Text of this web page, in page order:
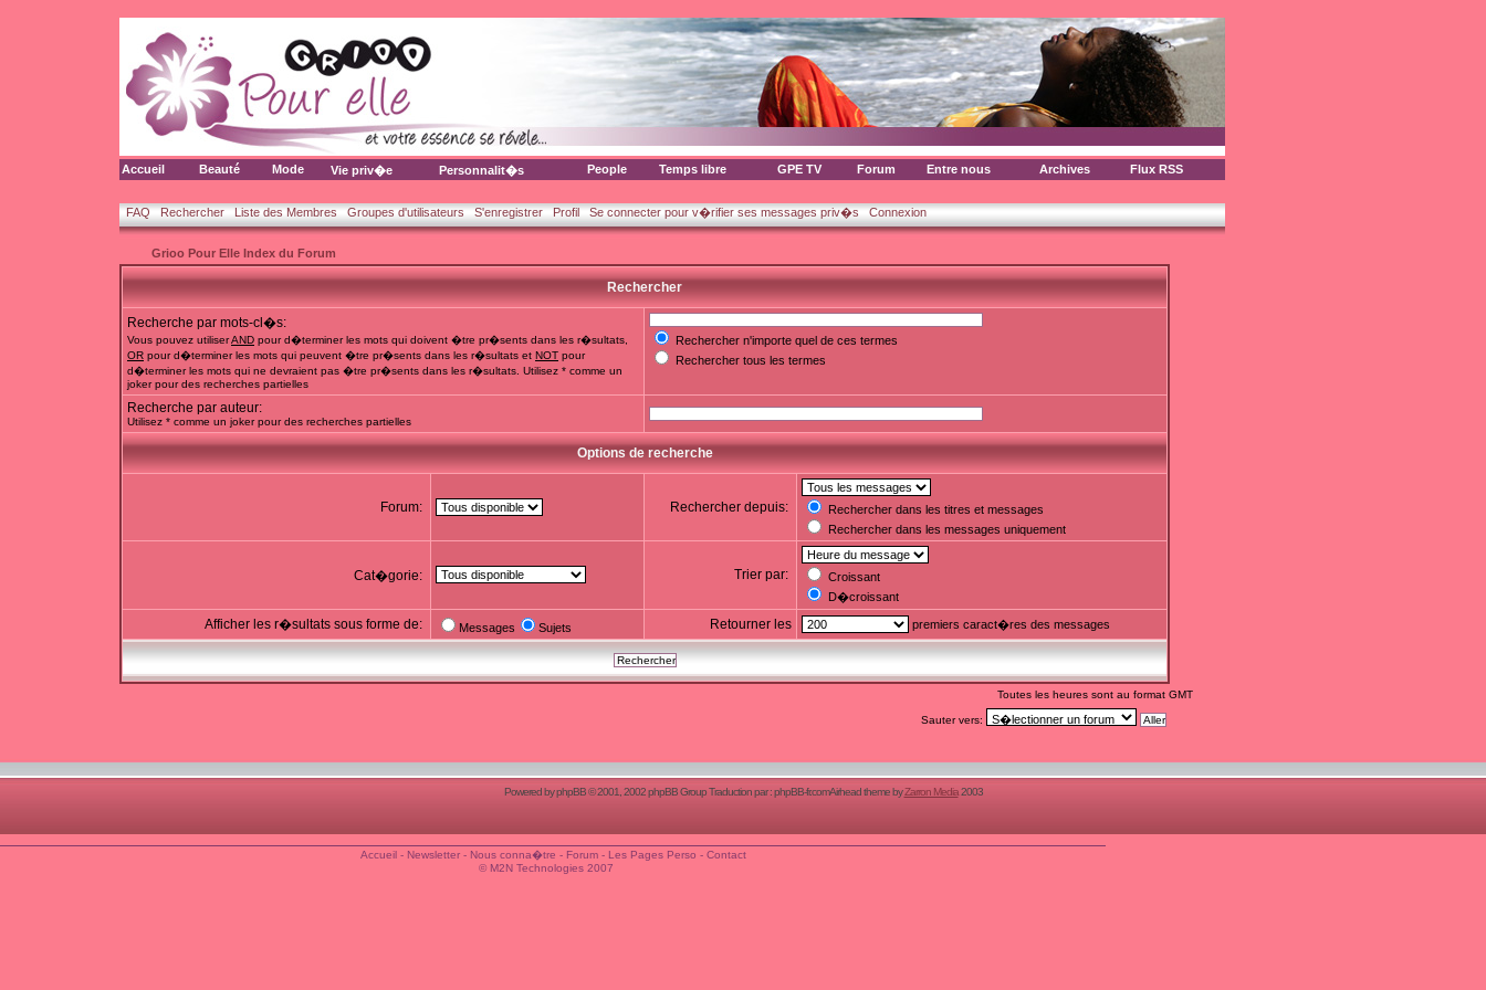
Accueil Beauté Mode Vie priv�e Personnalit�s People Temps libre GPE TV Forum Entre nous Archives Flux RSS
FAQ Rechercher Liste des Membres Groupes d'utilisateurs S'enregistrer Profil Se connecter pour v�rifier ses messages priv�s Connexion
Grioo Pour Elle Index du Forum
Rechercher
Recherche par mots-cl�s:
Vous pouvez utiliserAND pour d�terminer les mots qui doivent �tre pr�sents dans les r�sultats,
OR pour d�terminer les mots qui peuvent �tre pr�sents dans les r�sultats et NOT pour
d�terminer les mots qui ne devraient pas �tre pr�sents dans les r�sultats. Utilisez * comme un
joker pour des recherches partielles
Rechercher n'importe quel de ces termes
Rechercher tous les termes
Recherche par auteur:
Utilisez * comme un joker pour des recherches partielles
Options de recherche
Forum: Rechercher depuis:
Rechercher dans les titres et messages
Rechercher dans les messages uniquement
Cat�gorie: Trier par:
Croissant
D�croissant
Afficher les r�sultats sous forme de: Messages Sujets Retourner les premiers caract�res des messages
Toutes les heures sont au format GMT
Sauter vers:
Powered byphpBB© 2001, 2002 phpBB Group Traduction par :phpBB-fr.comAirhead theme byZarron Media2003
Accueil- Newsletter- Nous conna�tre - Forum- Les Pages Perso - Contact
© M2N Technologies 2007